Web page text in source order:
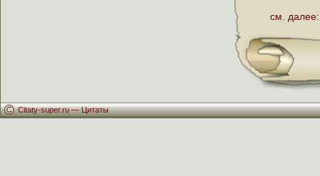
см. далее:
Citaty-super.ru —Цитаты